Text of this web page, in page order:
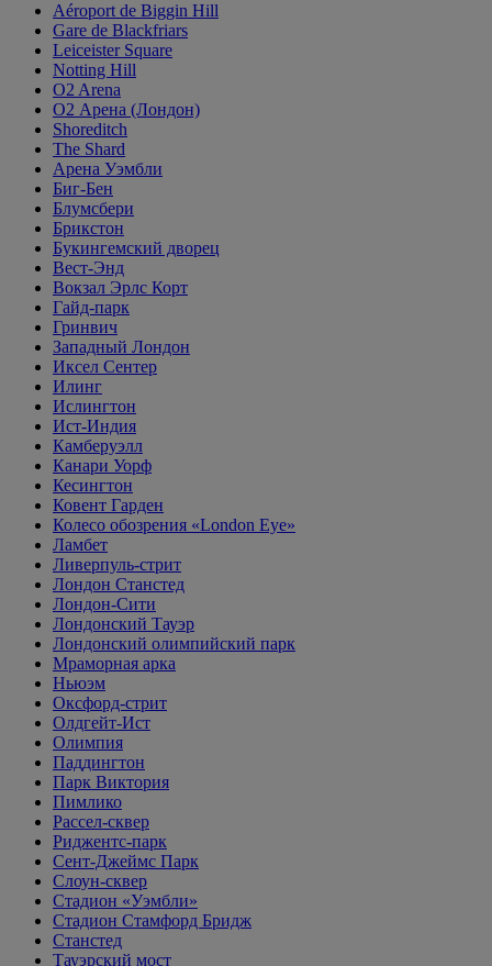
Aéroport de Biggin Hill
Gare de Blackfriars
Leiceister Square
Notting Hill
O2 Arena
O2 Арена (Лондон)
Shoreditch
The Shard
Арена Уэмбли
Биг-Бен
Блумсбери
Брикстон
Букингемский дворец
Вест-Энд
Вокзал Эрлс Корт
Гайд-парк
Гринвич
Западный Лондон
Иксел Сентер
Илинг
Ислингтон
Ист-Индия
Камберуэлл
Канари Уорф
Кесингтон
Ковент Гарден
Колесо обозрения «London Eye»
Ламбет
Ливерпуль-стрит
Лондон Станстед
Лондон-Сити
Лондонский Тауэр
Лондонский олимпийский парк
Мраморная арка
Ньюэм
Оксфорд-стрит
Олдгейт-Ист
Олимпия
Паддингтон
Парк Виктория
Пимлико
Рассел-сквер
Риджентс-парк
Сент-Джеймс Парк
Слоун-сквер
Стадион «Уэмбли»
Стадион Стамфорд Бридж
Станстед
Тауэрский мост